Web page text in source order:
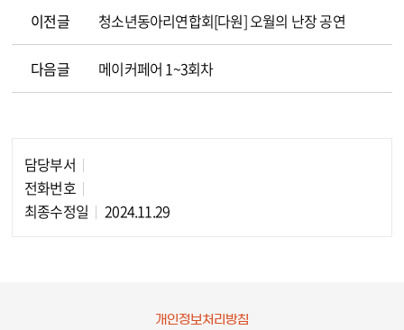
이전글 청소년동아리연합회[다원] 오월의 난장 공연
다음글 메이커페어 1~3회차
담당부서
전화번호
최종수정일
2024.11.29
개인정보처리방침